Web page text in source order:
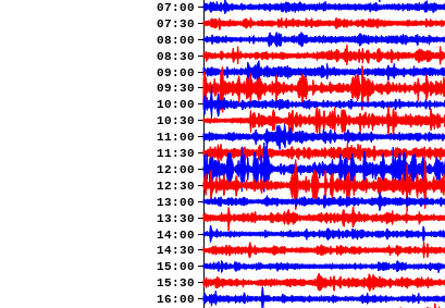
07:00
07:30
08:00
08:30
09:00
09:30
10:00
10:30
11:00
11:30
12:00
12:30
13:00
13:30
14:00
14:30
15:00
15:30
16:00